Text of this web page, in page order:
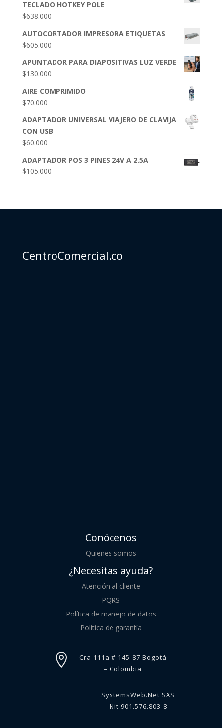
TECLADO HOTKEY POLE
$638.000
AUTOCORTADOR IMPRESORA ETIQUETAS
$605.000
APUNTADOR PARA DIAPOSITIVAS LUZ VERDE
$130.000
AIRE COMPRIMIDO
$70.000
ADAPTADOR UNIVERSAL VIAJERO DE CLAVIJA
CON USB
$60.000
ADAPTADOR POS 3 PINES 24V A 2.5A
$105.000
CentroComercial.co
Conócenos
Quienes somos
¿Necesitas ayuda?
Atención al cliente
PQRS
Política de manejo de datos
Política de garantía

Cra 111a # 145-87 Bogotá
– Colombia
SystemsWeb.Net SAS
Nit 901.576.803-8